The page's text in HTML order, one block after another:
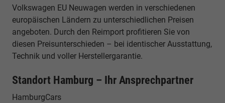
Volkswagen EU Neuwagen werden in verschiedenen
europäischen Ländern zu unterschiedlichen Preisen
angeboten. Durch den Reimport profitieren Sie von
diesen Preisunterschieden – bei identischer Ausstattung,
Technik und voller Herstellergarantie.
Standort Hamburg – Ihr Ansprechpartner
HamburgCars